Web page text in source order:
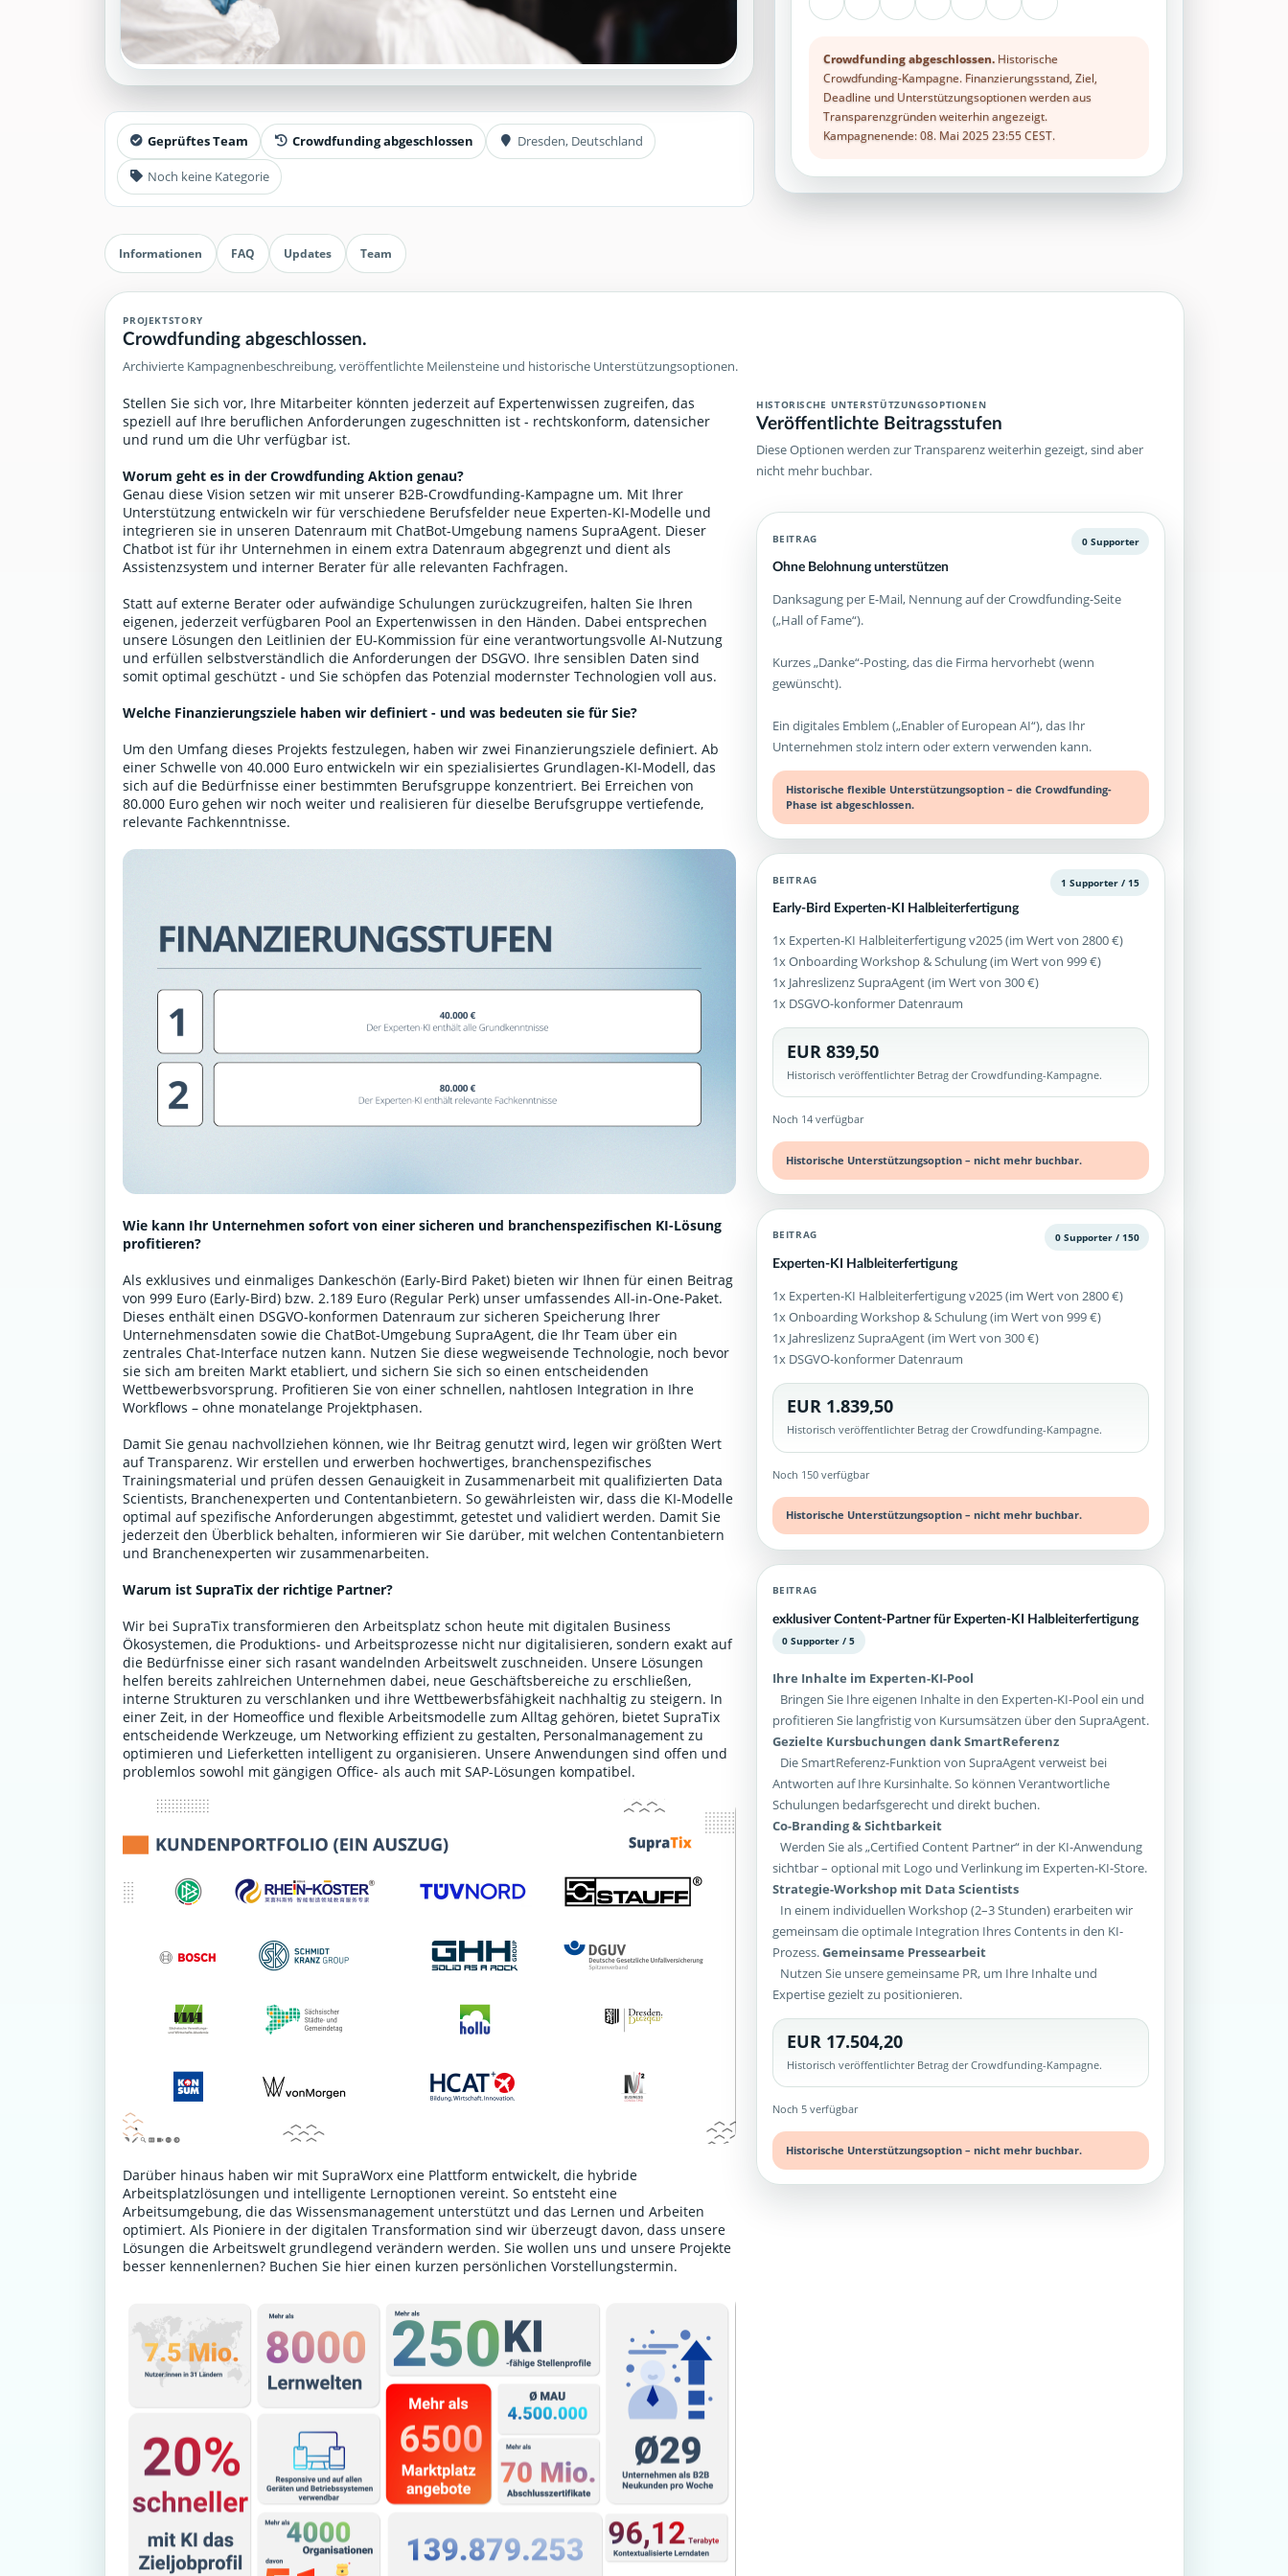
Geprüftes Team Crowdfunding abgeschlossen Dresden, Deutschland
Noch keine Kategorie
Crowdfunding abgeschlossen.Historische
Crowdfunding-Kampagne. Finanzierungsstand, Ziel,
Deadline und Unterstützungsoptionen werden aus
Transparenzgründen weiterhin angezeigt.
Kampagnenende: 08. Mai 2025 23:55 CEST.
Informationen FAQ Updates Team
PROJEKTSTORY
Crowdfunding abgeschlossen.
Archivierte Kampagnenbeschreibung, veröffentlichte Meilensteine und historische Unterstützungsoptionen.
Stellen Sie sich vor, Ihre Mitarbeiter könnten jederzeit auf Expertenwissen zugreifen, das
speziell auf Ihre beruflichen Anforderungen zugeschnitten ist - rechtskonform, datensicher
und rund um die Uhr verfügbar ist.
Worum geht es in der Crowdfunding Aktion genau?
Genau diese Vision setzen wir mit unserer B2B-Crowdfunding-Kampagne um. Mit Ihrer
Unterstützung entwickeln wir für verschiedene Berufsfelder neue Experten-KI-Modelle und
integrieren sie in unseren Datenraum mit ChatBot-Umgebung namens SupraAgent. Dieser
Chatbot ist für ihr Unternehmen in einem extra Datenraum abgegrenzt und dient als
Assistenzsystem und interner Berater für alle relevanten Fachfragen.
Statt auf externe Berater oder aufwändige Schulungen zurückzugreifen, halten Sie Ihren
eigenen, jederzeit verfügbaren Pool an Expertenwissen in den Händen. Dabei entsprechen
unsere Lösungen den Leitlinien der EU-Kommission für eine verantwortungsvolle AI-Nutzung
und erfüllen selbstverständlich die Anforderungen der DSGVO. Ihre sensiblen Daten sind
somit optimal geschützt - und Sie schöpfen das Potenzial modernster Technologien voll aus.
Welche Finanzierungsziele haben wir definiert - und was bedeuten sie für Sie?
Um den Umfang dieses Projekts festzulegen, haben wir zwei Finanzierungsziele definiert. Ab
einer Schwelle von 40.000 Euro entwickeln wir ein spezialisiertes Grundlagen-KI-Modell, das
sich auf die Bedürfnisse einer bestimmten Berufsgruppe konzentriert. Bei Erreichen von
80.000 Euro gehen wir noch weiter und realisieren für dieselbe Berufsgruppe vertiefende,
relevante Fachkenntnisse.
Wie kann Ihr Unternehmen sofort von einer sicheren und branchenspezifischen KI-Lösung
profitieren?
Als exklusives und einmaliges Dankeschön (Early-Bird Paket) bieten wir Ihnen für einen Beitrag
von 999 Euro (Early-Bird) bzw. 2.189 Euro (Regular Perk) unser umfassendes All-in-One-Paket.
Dieses enthält einen DSGVO-konformen Datenraum zur sicheren Speicherung Ihrer
Unternehmensdaten sowie die ChatBot-Umgebung SupraAgent, die Ihr Team über ein
zentrales Chat-Interface nutzen kann. Nutzen Sie diese wegweisende Technologie, noch bevor
sie sich am breiten Markt etabliert, und sichern Sie sich so einen entscheidenden
Wettbewerbsvorsprung. Profitieren Sie von einer schnellen, nahtlosen Integration in Ihre
Workflows – ohne monatelange Projektphasen.
Damit Sie genau nachvollziehen können, wie Ihr Beitrag genutzt wird, legen wir größten Wert
auf Transparenz. Wir erstellen und erwerben hochwertiges, branchenspezifisches
Trainingsmaterial und prüfen dessen Genauigkeit in Zusammenarbeit mit qualifizierten Data
Scientists, Branchenexperten und Contentanbietern. So gewährleisten wir, dass die KI-Modelle
optimal auf spezifische Anforderungen abgestimmt, getestet und validiert werden. Damit Sie
jederzeit den Überblick behalten, informieren wir Sie darüber, mit welchen Contentanbietern
und Branchenexperten wir zusammenarbeiten.
Warum ist SupraTix der richtige Partner?
Wir bei SupraTix transformieren den Arbeitsplatz schon heute mit digitalen Business
Ökosystemen, die Produktions- und Arbeitsprozesse nicht nur digitalisieren, sondern exakt auf
die Bedürfnisse einer sich rasant wandelnden Arbeitswelt zuschneiden. Unsere Lösungen
helfen bereits zahlreichen Unternehmen dabei, neue Geschäftsbereiche zu erschließen,
interne Strukturen zu verschlanken und ihre Wettbewerbsfähigkeit nachhaltig zu steigern. In
einer Zeit, in der Homeoffice und flexible Arbeitsmodelle zum Alltag gehören, bietet SupraTix
entscheidende Werkzeuge, um Networking effizient zu gestalten, Personalmanagement zu
optimieren und Lieferketten intelligent zu organisieren. Unsere Anwendungen sind offen und
problemlos sowohl mit gängigen Office- als auch mit SAP-Lösungen kompatibel.
Darüber hinaus haben wir mit SupraWorx eine Plattform entwickelt, die hybride
Arbeitsplatzlösungen und intelligente Lernoptionen vereint. So entsteht eine
Arbeitsumgebung, die das Wissensmanagement unterstützt und das Lernen und Arbeiten
optimiert. Als Pioniere in der digitalen Transformation sind wir überzeugt davon, dass unsere
Lösungen die Arbeitswelt grundlegend verändern werden. Sie wollen uns und unsere Projekte
besser kennenlernen? Buchen Sie hier einen kurzen persönlichen Vorstellungstermin.
HISTORISCHE UNTERSTÜTZUNGSOPTIONEN
Veröffentlichte Beitragsstufen
Diese Optionen werden zur Transparenz weiterhin gezeigt, sind aber
nicht mehr buchbar.
BEITRAG
Ohne Belohnung unterstützen
0 Supporter
Danksagung per E-Mail, Nennung auf der Crowdfunding-Seite
(„Hall of Fame“).
Kurzes „Danke“-Posting, das die Firma hervorhebt (wenn
gewünscht).
Ein digitales Emblem („Enabler of European AI“), das Ihr
Unternehmen stolz intern oder extern verwenden kann.
Historische flexible Unterstützungsoption – die Crowdfunding-
Phase ist abgeschlossen.
BEITRAG
Early-Bird Experten-KI Halbleiterfertigung
1 Supporter / 15
1x Experten-KI Halbleiterfertigung v2025 (im Wert von 2800 €)
1x Onboarding Workshop & Schulung (im Wert von 999 €)
1x Jahreslizenz SupraAgent (im Wert von 300 €)
1x DSGVO-konformer Datenraum
EUR 839,50
Historisch veröffentlichter Betrag der Crowdfunding-Kampagne.
Noch 14 verfügbar
Historische Unterstützungsoption – nicht mehr buchbar.
BEITRAG
Experten-KI Halbleiterfertigung
0 Supporter / 150
1x Experten-KI Halbleiterfertigung v2025 (im Wert von 2800 €)
1x Onboarding Workshop & Schulung (im Wert von 999 €)
1x Jahreslizenz SupraAgent (im Wert von 300 €)
1x DSGVO-konformer Datenraum
EUR 1.839,50
Historisch veröffentlichter Betrag der Crowdfunding-Kampagne.
Noch 150 verfügbar
Historische Unterstützungsoption – nicht mehr buchbar.
BEITRAG
exklusiver Content-Partner für Experten-KI Halbleiterfertigung
0 Supporter / 5
Ihre Inhalte im Experten-KI-Pool
Bringen Sie Ihre eigenen Inhalte in den Experten-KI-Pool ein und
profitieren Sie langfristig von Kursumsätzen über den SupraAgent.
Gezielte Kursbuchungen dank SmartReferenz
Die SmartReferenz-Funktion von SupraAgent verweist bei
Antworten auf Ihre Kursinhalte. So können Verantwortliche
Schulungen bedarfsgerecht und direkt buchen.
Co-Branding & Sichtbarkeit
Werden Sie als „Certified Content Partner“ in der KI-Anwendung
sichtbar – optional mit Logo und Verlinkung im Experten-KI-Store.
Strategie-Workshop mit Data Scientists
In einem individuellen Workshop (2–3 Stunden) erarbeiten wir
gemeinsam die optimale Integration Ihres Contents in den KI-
Prozess.Gemeinsame Pressearbeit
Nutzen Sie unsere gemeinsame PR, um Ihre Inhalte und
Expertise gezielt zu positionieren.
EUR 17.504,20
Historisch veröffentlichter Betrag der Crowdfunding-Kampagne.
Noch 5 verfügbar
Historische Unterstützungsoption – nicht mehr buchbar.